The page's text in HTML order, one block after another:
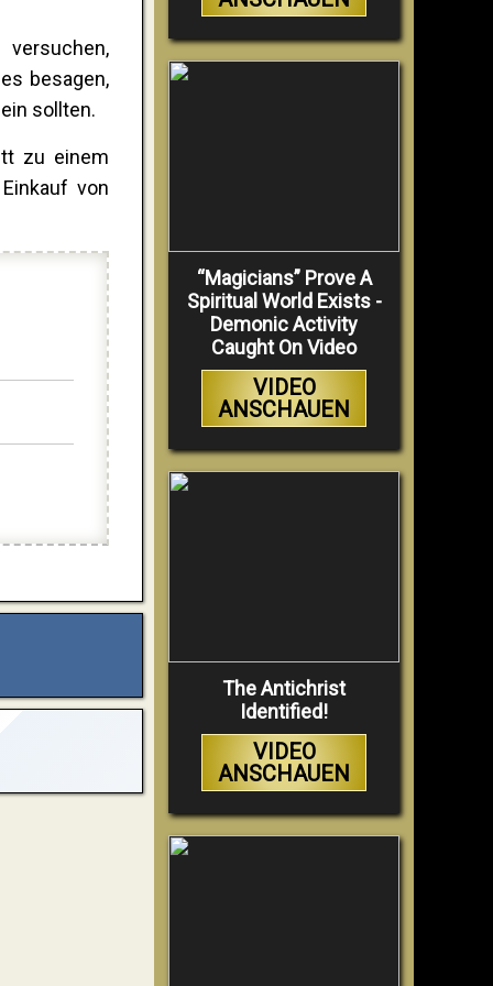
besagen,
sollten.
zu einem
von
“Magicians” Prove A
Spiritual World Exists -
Demonic Activity
Caught On Video
VIDEO
ANSCHAUEN
The Antichrist
Identified!
VIDEO
ANSCHAUEN